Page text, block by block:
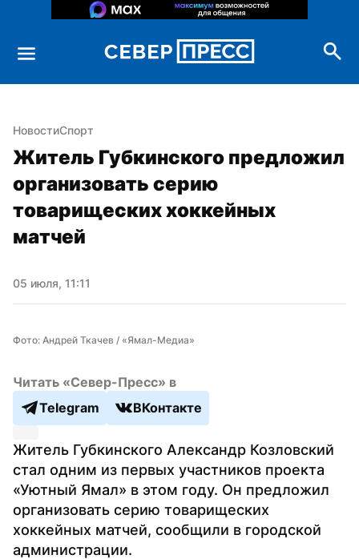
НовостиСпорт
Житель Губкинского предложил
организовать серию
товарищеских хоккейных
матчей
05 июля, 11:11
Фото: Андрей Ткачев / «Ямал-Медиа»
Читать «Север-Пресс» в
Telegram
ВКонтакте
Житель Губкинского Александр Козловский
стал одним из первых участников проекта
«Уютный Ямал» в этом году. Он предложил
организовать серию товарищеских
хоккейных матчей, сообщили в городской
администрации.